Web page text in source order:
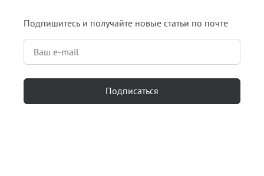
Подпишитесь и получайте новые статьи по почте
Подписаться